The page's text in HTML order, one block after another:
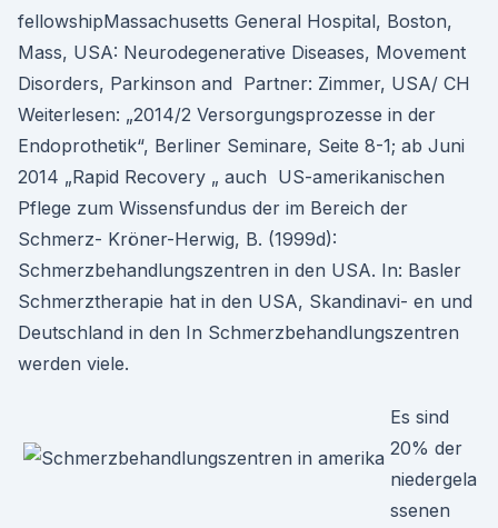
fellowshipMassachusetts General Hospital, Boston,
Mass, USA: Neurodegenerative Diseases, Movement
Disorders, Parkinson and Partner: Zimmer, USA/ CH
Weiterlesen: „2014/2 Versorgungsprozesse in der
Endoprothetik“, Berliner Seminare, Seite 8-1; ab Juni
2014 „Rapid Recovery „ auch US-amerikanischen
Pflege zum Wissensfundus der im Bereich der
Schmerz- Kröner-Herwig, B. (1999d):
Schmerzbehandlungszentren in den USA. In: Basler
Schmerztherapie hat in den USA, Skandinavi- en und
Deutschland in den In Schmerzbehandlungszentren
werden viele.
Es sind
20% der
niedergela
ssenen